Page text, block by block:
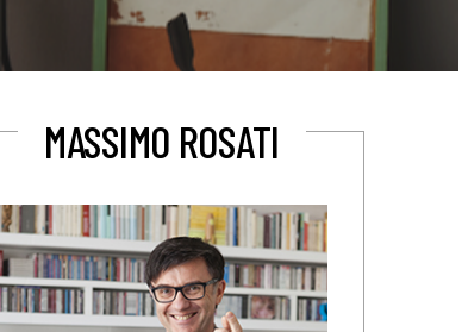
MASSIMO ROSATI